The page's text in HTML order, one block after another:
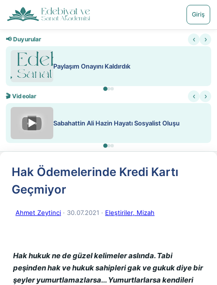
Giriş
📢 Duyurular ‹ ›
Paylaşım Onayını Kaldırdık
🎬 Videolar ‹ ›
▶ Sabahattin Ali Hazin Hayatı Sosyalist Oluşu
Hak Ödemelerinde Kredi Kartı
Geçmiyor
Ahmet Zeytinci · 30.07.2021 · Eleştiriler, Mizah
Hak hukuk ne de güzel kelimeler aslında. Tabi
peşinden hak ve hukuk sahipleri gak ve gukuk diye bir
şeyler yumurtlamazlarsa... Yumurtlarlarsa kendileri